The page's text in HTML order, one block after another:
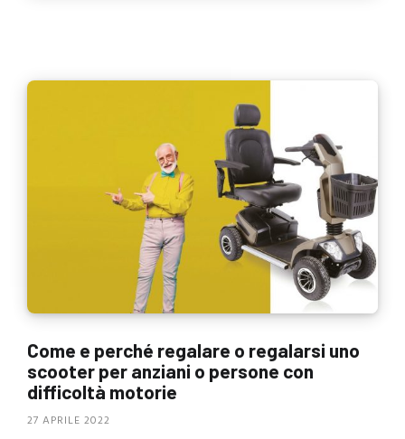
Come e perché regalare o regalarsi uno
scooter per anziani o persone con
difficoltà motorie
27 APRILE 2022